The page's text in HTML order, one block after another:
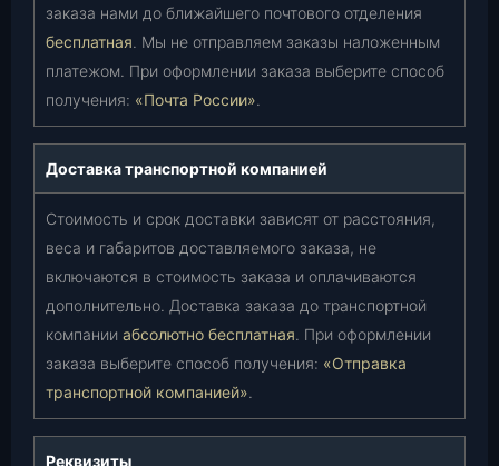
заказа нами до ближайшего почтового отделения
бесплатная. Мы не отправляем заказы наложенным
платежом. При оформлении заказа выберите способ
получения: «Почта России».
Доставка транспортной компанией
Стоимость и срок доставки зависят от расстояния,
веса и габаритов доставляемого заказа, не
включаются в стоимость заказа и оплачиваются
дополнительно. Доставка заказа до транспортной
компании абсолютно бесплатная. При оформлении
заказа выберите способ получения: «Отправка
транспортной компанией».
Реквизиты